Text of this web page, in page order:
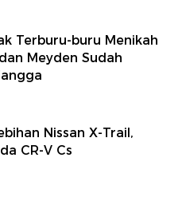
Terburu-buru Menikah
Meyden Sudah
Nissan X-Trail,
CR-V Cs